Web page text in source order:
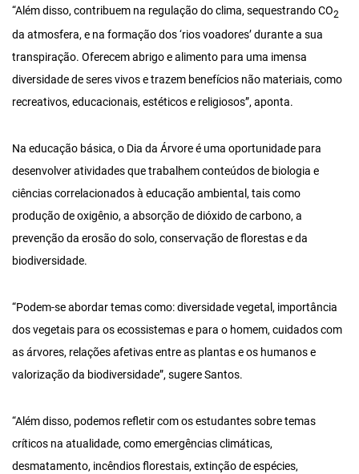
“Além disso, contribuem na regulação do clima, sequestrando CO2
da atmosfera, e na formação dos ‘rios voadores’ durante a sua
transpiração. Oferecem abrigo e alimento para uma imensa
diversidade de seres vivos e trazem benefícios não materiais, como
recreativos, educacionais, estéticos e religiosos”, aponta.
Na educação básica, o Dia da Árvore é uma oportunidade para
desenvolver atividades que trabalhem conteúdos de biologia e
ciências correlacionados à educação ambiental, tais como
produção de oxigênio, a absorção de dióxido de carbono, a
prevenção da erosão do solo, conservação de florestas e da
biodiversidade.
“Podem-se abordar temas como: diversidade vegetal, importância
dos vegetais para os ecossistemas e para o homem, cuidados com
as árvores, relações afetivas entre as plantas e os humanos e
valorização da biodiversidade”, sugere Santos.
“Além disso, podemos refletir com os estudantes sobre temas
críticos na atualidade, como emergências climáticas,
desmatamento, incêndios florestais, extinção de espécies,